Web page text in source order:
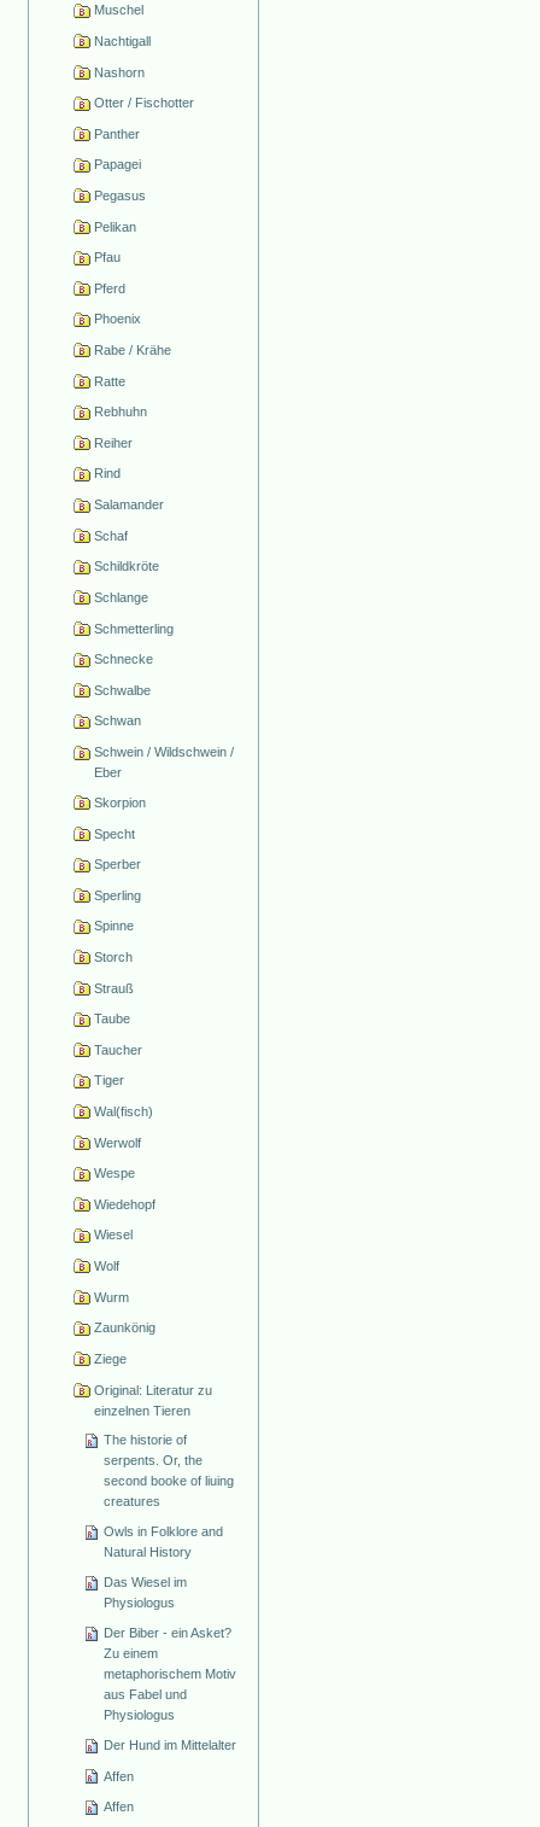
Muschel
Nachtigall
Nashorn
Otter / Fischotter
Panther
Papagei
Pegasus
Pelikan
Pfau
Pferd
Phoenix
Rabe / Krähe
Ratte
Rebhuhn
Reiher
Rind
Salamander
Schaf
Schildkröte
Schlange
Schmetterling
Schnecke
Schwalbe
Schwan
Schwein / Wildschwein /
Eber
Skorpion
Specht
Sperber
Sperling
Spinne
Storch
Strauß
Taube
Taucher
Tiger
Wal(fisch)
Werwolf
Wespe
Wiedehopf
Wiesel
Wolf
Wurm
Zaunkönig
Ziege
Original: Literatur zu
einzelnen Tieren
The historie of
serpents. Or, the
second booke of liuing
creatures
Owls in Folklore and
Natural History
Das Wiesel im
Physiologus
Der Biber - ein Asket?
Zu einem
metaphorischem Motiv
aus Fabel und
Physiologus
Der Hund im Mittelalter
Affen
Affen